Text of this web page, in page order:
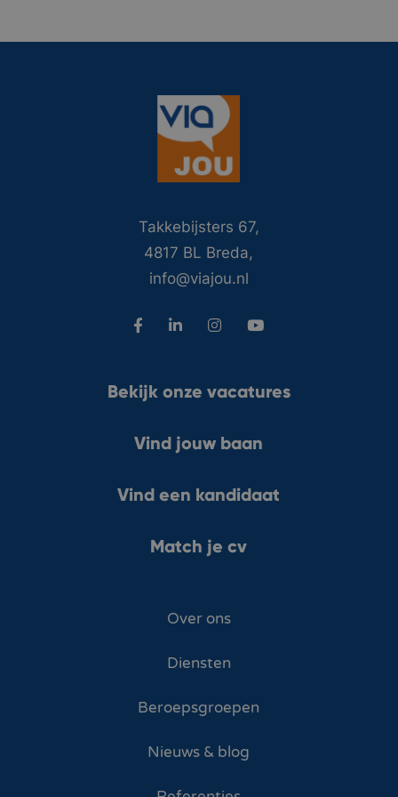
Takkebijsters 67,
4817 BL Breda,
info@viajou.nl
Bekijk onze vacatures
Vind jouw baan
Vind een kandidaat
Match je cv
Over ons
Diensten
Beroepsgroepen
Nieuws & blog